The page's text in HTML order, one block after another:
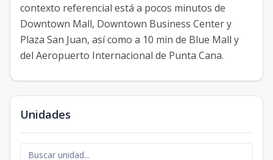
contexto referencial está a pocos minutos de
Downtown Mall, Downtown Business Center y
Plaza San Juan, así como a 10 min de Blue Mall y
del Aeropuerto Internacional de Punta Cana.
Unidades